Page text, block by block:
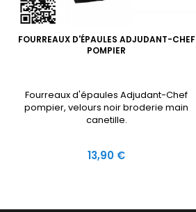
FOURREAUX D'ÉPAULES ADJUDANT-CHEF
POMPIER
Fourreaux d'épaules Adjudant-Chef
pompier, velours noir broderie main
canetille.
Prix
13,90 €